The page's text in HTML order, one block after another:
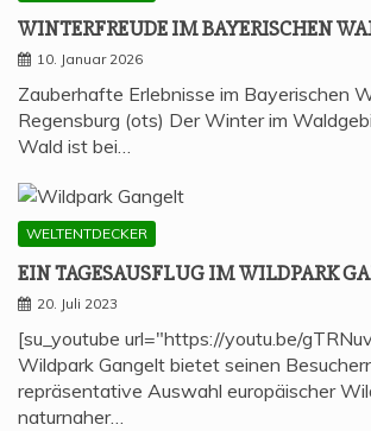
WIN­TER­FREU­DE IM BAYE­RI­SCHEN
10. Januar 2026
Zauberhafte Erlebnisse im Bayerischen
Regensburg (ots) Der Winter im
Wald ist bei…
WELTENTDECKER
EIN TAGES­AUS­FLUG IM WILD­PARK
20. Juli 2023
[su_youtube url="https://youtu.be/
Wildpark Gangelt bietet seinen
repräsentative Auswahl europäischer
naturnaher…